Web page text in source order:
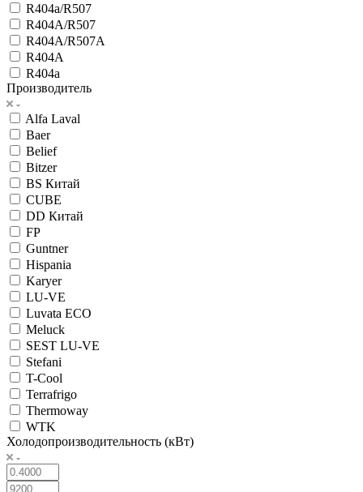
R404a/R507
R404A/R507
R404A/R507A
R404А
R404а
Производитель
Alfa Laval
Baer
Belief
Bitzer
BS Китай
CUBE
DD Китай
FP
Guntner
Hispania
Karyer
LU-VE
Luvata ECO
Meluck
SEST LU-VE
Stefani
T-Cool
Terrafrigo
Thermoway
WTK
Холодопроизводительность (кВт)